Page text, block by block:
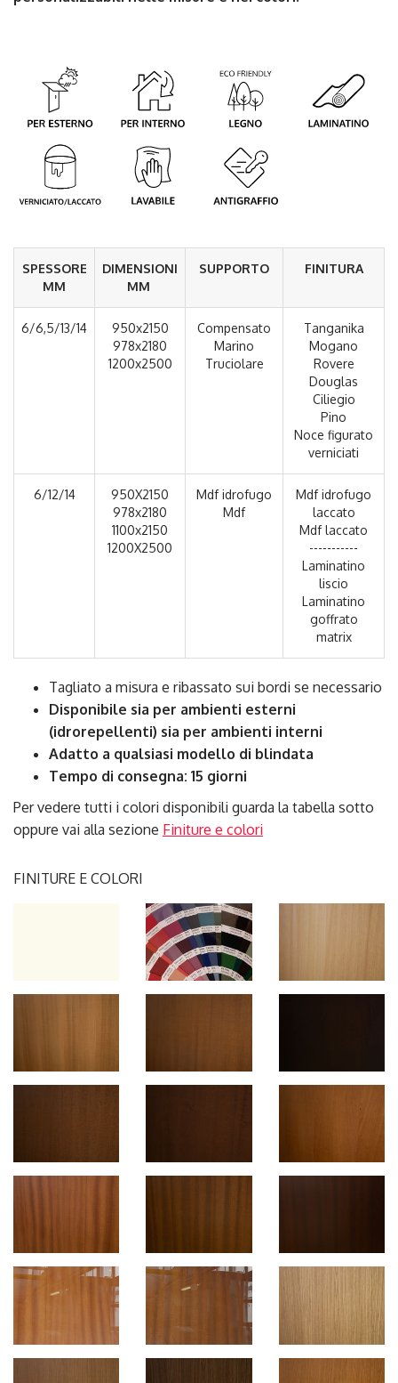
SPESSORE
MM
DIMENSIONI
MM
SUPPORTO FINITURA
6/6,5/13/14
950x2150
978x2180
1200x2500
Compensato
Marino
Truciolare
Tanganika
Mogano
Rovere
Douglas
Ciliegio
Pino
Noce figurato
verniciati
6/12/14
950X2150
978x2180
1100x2150
1200X2500
Mdf idrofugo
Mdf
Mdf idrofugo
laccato
Mdf laccato
-----------
Laminatino
liscio
Laminatino
goffrato
matrix
Tagliato a misura e ribassato sui bordi se necessario
Disponibile sia per ambienti esterni
(idrorepellenti) sia per ambienti interni
Adatto a qualsiasi modello di blindata
Tempo di consegna: 15 giorni
Per vedere tutti i colori disponibili guarda la tabella sotto
oppure vai alla sezione Finiture e colori
FINITURE E COLORI